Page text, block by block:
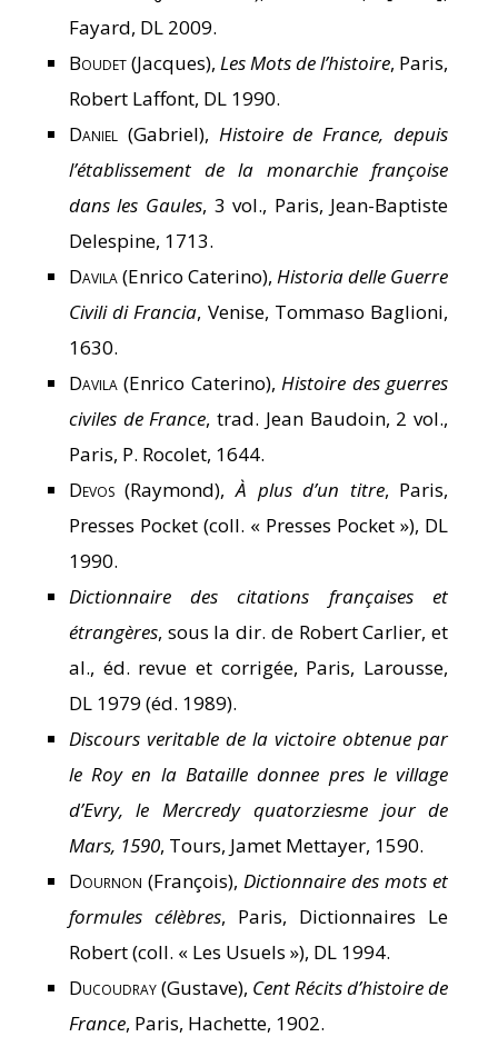
Fayard, DL 2009.
Boudet(Jacques), Les Mots de l’histoire, Paris,
Robert Laffont, DL 1990.
Daniel(Gabriel), Histoire de France, depuis
l’établissement de la monarchie françoise
dans les Gaules, 3 vol., Paris, Jean-Baptiste
Delespine, 1713.
Davila(Enrico Caterino),Historia delle Guerre
Civili di Francia, Venise, Tommaso Baglioni,
1630.
Davila(Enrico Caterino),Histoire des guerres
civiles de France, trad. Jean Baudoin, 2 vol.,
Paris, P. Rocolet, 1644.
Devos(Raymond),À plus d’un titre, Paris,
Presses Pocket (coll. « Presses Pocket »), DL
1990.
Dictionnaire des citations françaises et
étrangères, sous la dir. de Robert Carlier, et
al., éd. revue et corrigée, Paris, Larousse,
DL 1979 (éd. 1989).
Discours veritable de la victoire obtenue par
le Roy en la Bataille donnee pres le village
d’Evry, le Mercredy quatorziesme jour de
Mars, 1590, Tours, Jamet Mettayer, 1590.
Dournon (François), Dictionnaire des mots et
formules célèbres, Paris, Dictionnaires Le
Robert (coll. « Les Usuels »), DL 1994.
Ducoudray(Gustave), Cent Récits d’histoire de
France, Paris, Hachette, 1902.